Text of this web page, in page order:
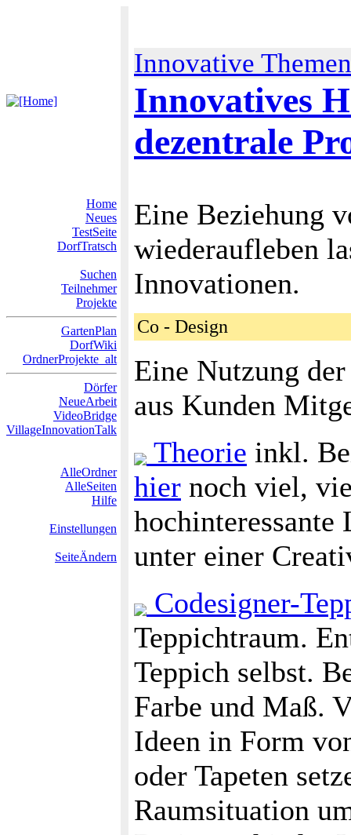
Innovative Themen
Innovatives
dezentrale
Home
Neues
TestSeite
DorfTratsch
Suchen
Teilnehmer
Projekte
GartenPlan
DorfWiki
OrdnerProjekte_alt
Dörfer
NeueArbeit
VideoBridge
VillageInnovationTalk
AlleOrdner
AlleSeiten
Hilfe
Einstellungen
SeiteÄndern
Eine Beziehung
wiederaufleben
Innovationen.
Co - Design
Eine Nutzung
aus Kunden
Theorie inkl.
hier noch viel,
hochinteressante
unter einer
Codesigner-
Teppichtraum.
Teppich selbst.
Farbe und Maß.
Ideen in Form
oder Tapeten
Raumsituation